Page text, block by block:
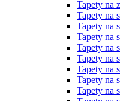
Tapety na
Tapety na
Tapety na
Tapety na
Tapety na
Tapety na
Tapety na
Tapety na
Tapety na